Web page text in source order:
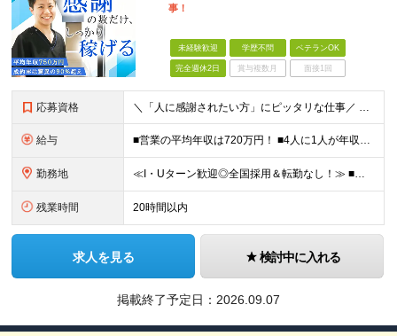
事！
未経験歓迎 学歴不問 ベテランOK
完全週休2日 賞与複数月 面接1回
応募資格 ＼「人に感謝されたい方」にピッタリな仕事／ ★第二新卒歓迎・社会人デビューもOK ◆職種・業種未経験OK ◆学歴不問 ★特別なスキルはいりません メンバーに共通しているのは、「何事にも素直に取り組め
給与 ■営業の平均年収は720万円！ ■4人に1人が年収1000万円超え 月給27万円～100万円+インセンティブ(平均月20～40万円程) ＜インセンティブ制度について＞ 当社では創業以来、頑張ったら
勤務地 ≪I・Uターン歓迎◎全国採用＆転勤なし！≫ ■下記エリアにある病院やクリニックでの勤務となります。 ※ご自宅からクリニックへは直行直帰です ＼★マークのついている店舗で積極採用実施中！／ 【関東エリ
残業時間 20時間以内
求人を見る 検討中に入れる
掲載終了予定日： 2026.09.07